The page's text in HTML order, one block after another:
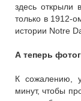
здесь открыли
только в 1912-
истории Notre
А теперь
К сожалению,
минут, чтобы